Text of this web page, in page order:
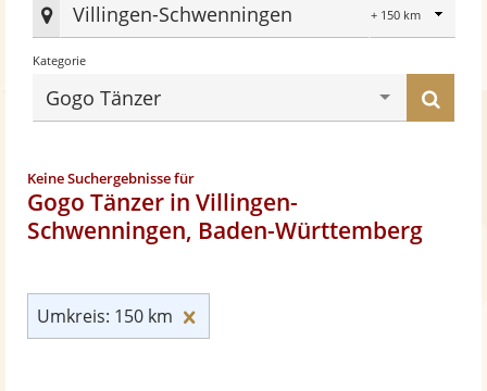
Villingen-Schwenningen
Ort
Kategorie
Gogo Tänzer
Keine Suchergebnisse für
Gogo Tänzer in Villingen-
Schwenningen, Baden-Württemberg
Umkreis: 150 km